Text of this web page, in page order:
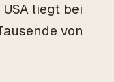
liegt bei
von